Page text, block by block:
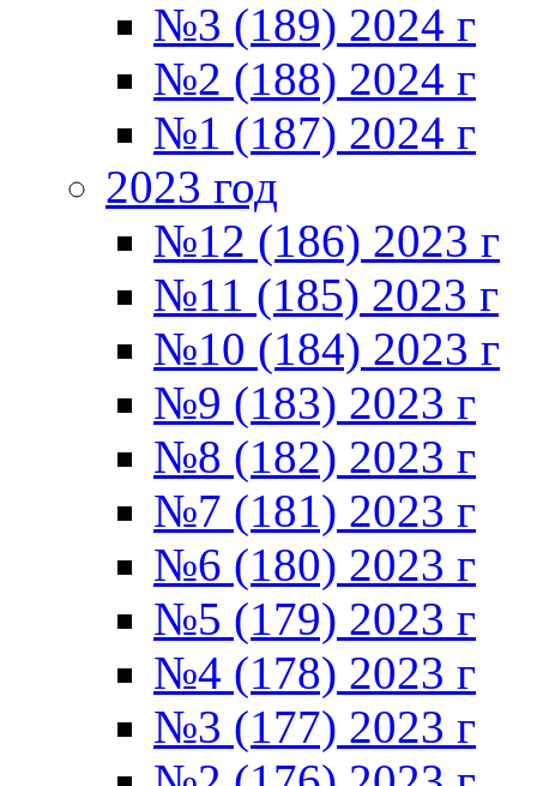
№3 (189) 2024 г
№2 (188) 2024 г
№1 (187) 2024 г
2023 год
№12 (186) 2023 г
№11 (185) 2023 г
№10 (184) 2023 г
№9 (183) 2023 г
№8 (182) 2023 г
№7 (181) 2023 г
№6 (180) 2023 г
№5 (179) 2023 г
№4 (178) 2023 г
№3 (177) 2023 г